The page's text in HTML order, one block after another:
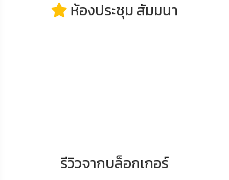
ห้องประชุม สัมมนา
รีวิวจากบล็อกเกอร์